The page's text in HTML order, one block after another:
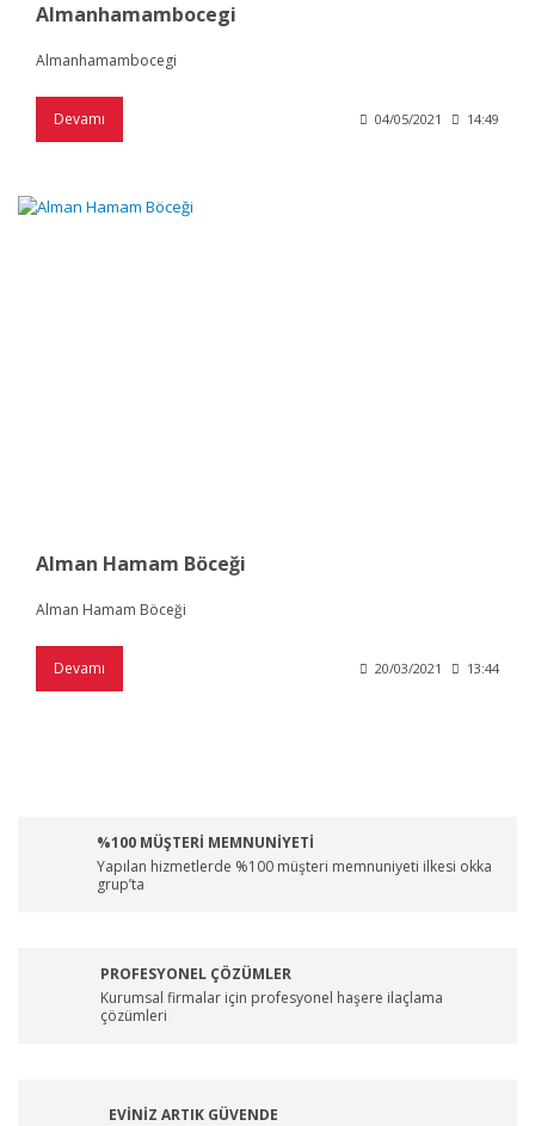
Almanhamambocegi
Almanhamambocegi
Devamı 04/05/2021 14:49
Alman Hamam Böceği
Alman Hamam Böceği
Devamı 20/03/2021 13:44
%100 MÜŞTERİ MEMNUNİYETİ
Yapılan hizmetlerde %100 müşteri memnuniyeti ilkesi okka
grup’ta
PROFESYONEL ÇÖZÜMLER
Kurumsal firmalar için profesyonel haşere ilaçlama
çözümleri
EVİNİZ ARTIK GÜVENDE